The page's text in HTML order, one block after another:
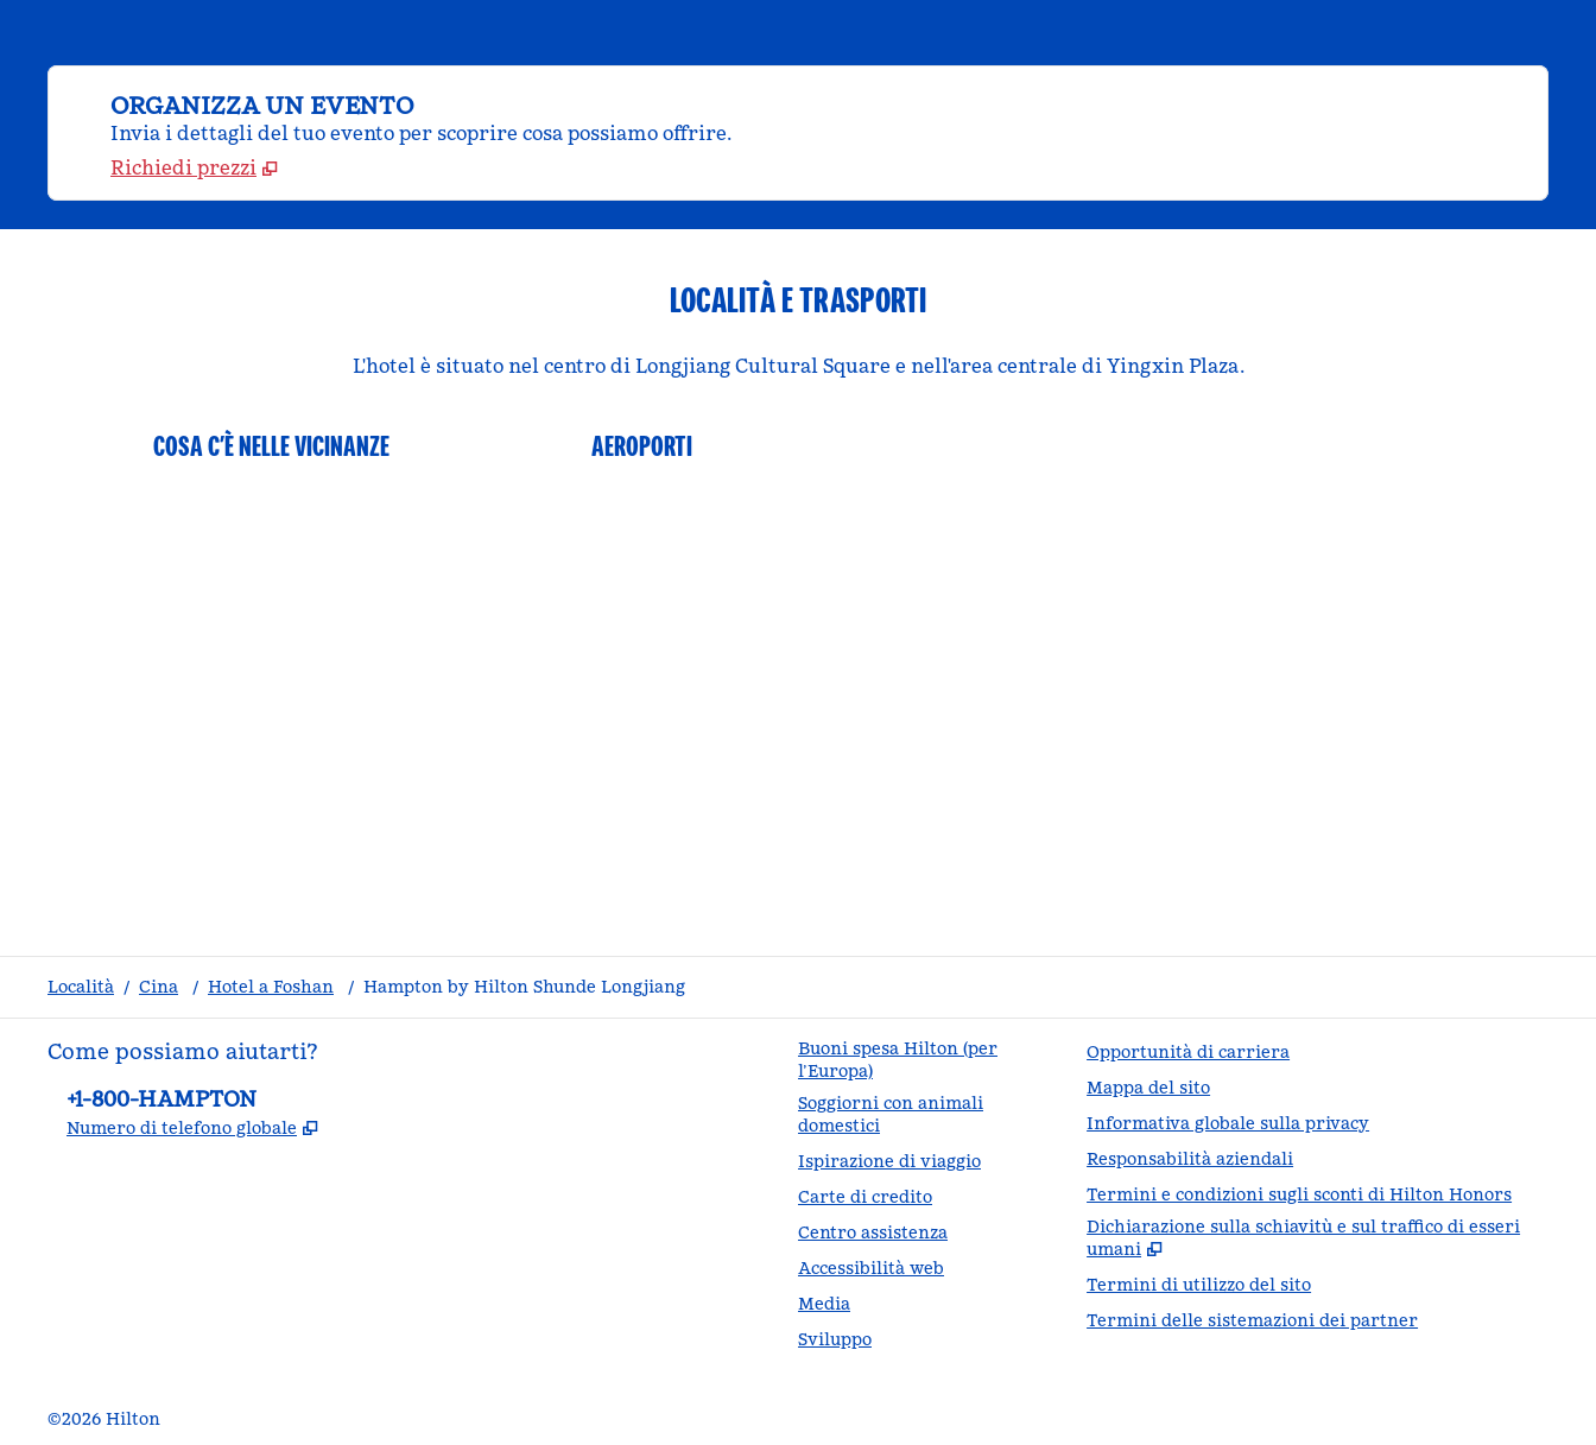
ORGANIZZA UN EVENTO
Invia i dettagli del tuo evento per scoprire cosa possiamo offrire.
Richiedi prezzi
LOCALITÀ E TRASPORTI
L'hotel è situato nel centro di Longjiang Cultural Square e nell'area centrale di Yingxin Plaza.
COSA C’È NELLE VICINANZE AEROPORTI
Località / Cina / Hotel a Foshan / Hampton by Hilton Shunde Longjiang
Come possiamo aiutarti?
Telefono:
+1-800-HAMPTON
Numero di telefono globale ,
Buoni spesa Hilton (per
l’Europa)
Soggiorni con animali
domestici
Ispirazione di viaggio
Carte di credito
Centro assistenza
Accessibilità web
Media
Sviluppo
Opportunità di carriera
Mappa del sito
Informativa globale sulla privacy
Responsabilità aziendali
Termini e condizioni sugli sconti di Hilton Honors
Dichiarazione sulla schiavitù e sul traffico di esseri
umani
Termini di utilizzo del sito
Termini delle sistemazioni dei partner
©2026 Hilton